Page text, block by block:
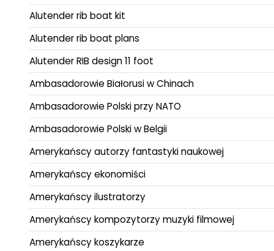
Alutender rib boat kit
Alutender rib boat plans
Alutender RIB design 11 foot
Ambasadorowie Białorusi w Chinach
Ambasadorowie Polski przy NATO
Ambasadorowie Polski w Belgii
Amerykańscy autorzy fantastyki naukowej
Amerykańscy ekonomiści
Amerykańscy ilustratorzy
Amerykańscy kompozytorzy muzyki filmowej
Amerykańscy koszykarze